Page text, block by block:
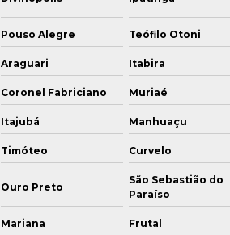
Pouso Alegre Teófilo Otoni
Araguari Itabira
Coronel Fabriciano Muriaé
Itajubá Manhuaçu
Timóteo Curvelo
Ouro Preto
São Sebastião do
Paraíso
Mariana Frutal